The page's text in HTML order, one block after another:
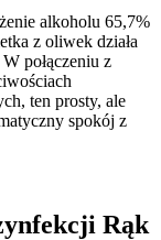
alkoholu 65,7%
z oliwek działa
połączeniu z
ten prosty, ale
spokój z
Rąk